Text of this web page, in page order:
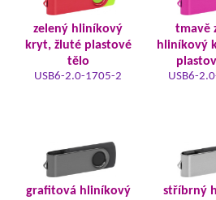
zelený hliníkový
kryt, žluté plastové
tělo
USB6-2.0-1705-2
tmavě
hliníkový
USB6-
grafitová hliníkový
stříbrný